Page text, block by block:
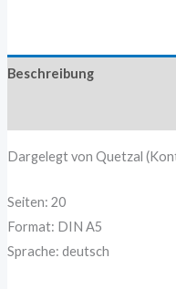
Beschreibung
Dargelegt von Quetzal
Seiten: 20
Format: DIN A5
Sprache: deutsch